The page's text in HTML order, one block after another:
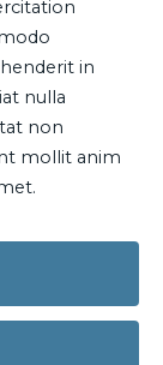
in
nulla
non
mollit anim